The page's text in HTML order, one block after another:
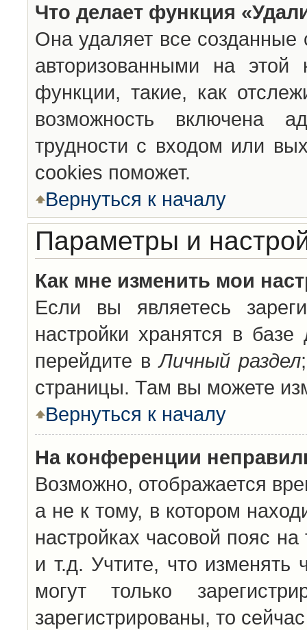
Что делает функция
Она удаляет все созданные
авторизованными на
функции, такие, как
возможность включена
трудности с входом или
cookies поможет.
Вернуться к началу
Параметры и
Как мне изменить мои
Если вы являетесь
настройки хранятся в
перейдите вЛичный раздел
страницы. Там вы можете
Вернуться к началу
На конференции
Возможно, отображается
а не к тому, в котором
настройках часовой пояс
и т.д. Учтите, что изменять
могут только
зарегистрированы, то